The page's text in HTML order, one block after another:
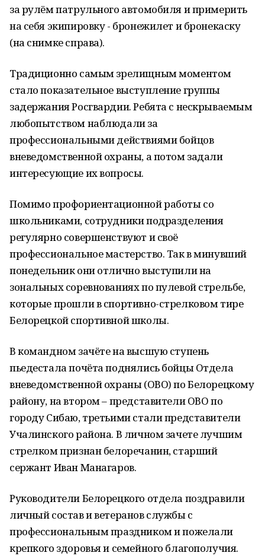
за рулём патрульного автомобиля и примерить
на себя экипировку - бронежилет и бронекаску
(на снимке справа).
Традиционно самым зрелищным моментом
стало показательное выступление группы
задержания Росгвардии. Ребята с нескрываемым
любопытством наблюдали за
профессиональными действиями бойцов
вневедомственной охраны, а потом задали
интересующие их вопросы.
Помимо профориентационной работы со
школьниками, сотрудники подразделения
регулярно совершенствуют и своё
профессиональное мастерство. Так в минувший
понедельник они отлично выступили на
зональных соревнованиях по пулевой стрельбе,
которые прошли в спортивно-стрелковом тире
Белорецкой спортивной школы.
В командном зачёте на высшую ступень
пьедестала почёта поднялись бойцы Отдела
вневедомственной охраны (ОВО) по Белорецкому
району, на втором – представители ОВО по
городу Сибаю, третьими стали представители
Учалинского района. В личном зачете лучшим
стрелком признан белоречанин, старший
сержант Иван Манагаров.
Руководители Белорецкого отдела поздравили
личный состав и ветеранов службы с
профессиональным праздником и пожелали
крепкого здоровья и семейного благополучия.